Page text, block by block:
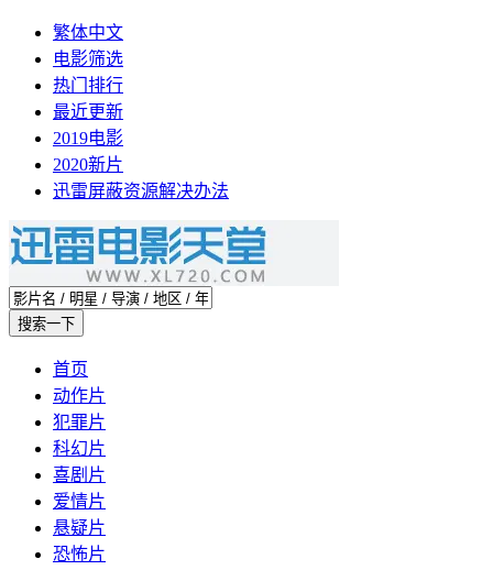
繁体中文
电影筛选
热门排行
最近更新
2019电影
2020新片
迅雷屏蔽资源解决办法
首页
动作片
犯罪片
科幻片
喜剧片
爱情片
悬疑片
恐怖片